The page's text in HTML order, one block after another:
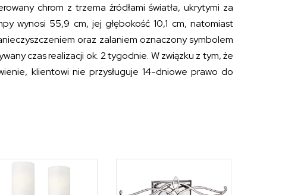
chrom z trzema źródłami światła, ukrytymi za
wynosi 55,9 cm, jej głębokość 10,1 cm, natomiast
oraz zalaniem oznaczony symbolem
czas realizacji ok. 2 tygodnie. W związku z tym, że
klientowi nie przysługuje 14-dniowe prawo do